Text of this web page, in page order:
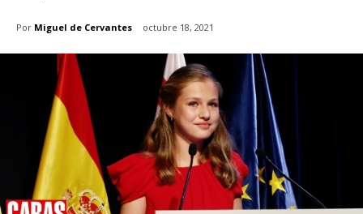
Por Miguel de Cervantes octubre 18, 2021